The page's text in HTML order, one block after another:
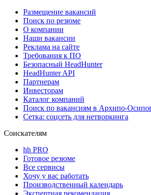
Размещение вакансий
Поиск по резюме
О компании
Наши вакансии
Реклама на сайте
Требования к ПО
Безопасный HeadHunter
HeadHunter API
Партнерам
Инвесторам
Каталог компаний
Поиск по вакансиям в Архипо-
Сетка: соцсеть для нетворкинга
Соискателям
hh PRO
Готовое резюме
Все сервисы
Хочу у вас работать
Производственный календарь
Экспертная рекомендация